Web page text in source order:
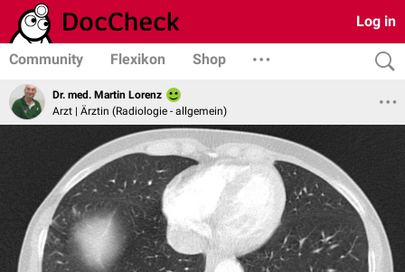
Log in
Community Flexikon Shop
Dr. med. Martin Lorenz
Arzt | Ärztin (Radiologie - allgemein)